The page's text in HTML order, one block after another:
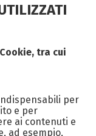
tra cui
per
e per
ai contenuti e
ad esempio,